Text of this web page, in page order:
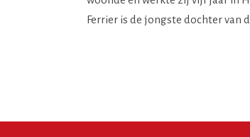
Ferrier is de jongste dochter van